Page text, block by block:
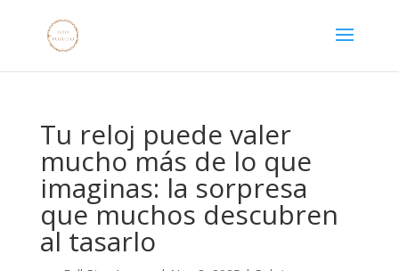
Tu reloj puede valer
mucho más de lo que
imaginas: la sorpresa
que muchos descubren
al tasarlo